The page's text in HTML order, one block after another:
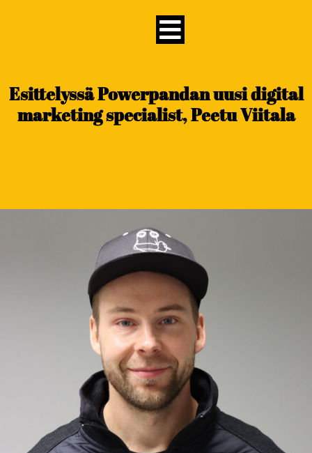
Esittelyssä Powerpandan uusi digital
marketing specialist, Peetu Viitala